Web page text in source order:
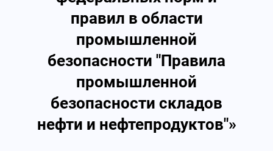
правил в области
промышленной
безопасности "Правила
промышленной
безопасности складов
нефти и нефтепродуктов"»